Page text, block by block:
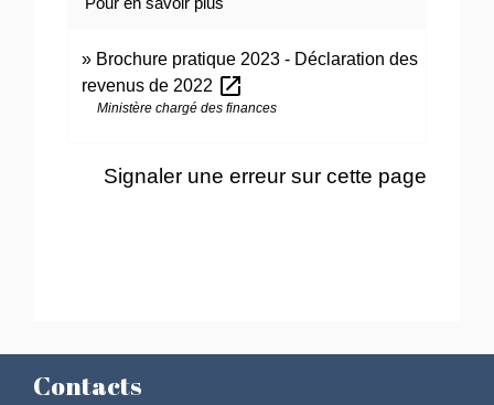
Brochure pratique 2023 - Déclaration des
revenus de 2022 open_in_new
Ministère chargé des finances
Signaler une erreur sur cette page
Contacts